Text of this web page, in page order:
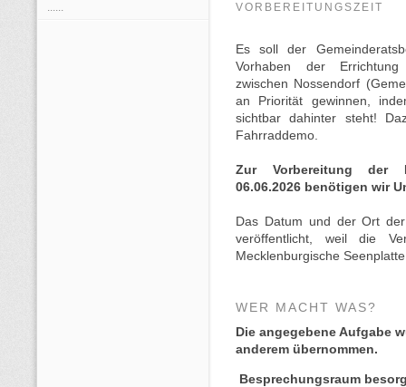
...... VORBEREITUNGSZEIT
Es soll der
Vorhaben der
zwischen Nossendorf
an Priorität gewinnen,
sichtbar dahinter steht!
Fahrraddemo.
Zur Vorbereitung der
06.06.2026 benötigen wir
Das Datum und der Ort
veröffentlicht, weil die
Mecklenburgische
WER MACHT WAS?
Die angegebene Aufgabe
anderem übernommen.
Besprechungsraum